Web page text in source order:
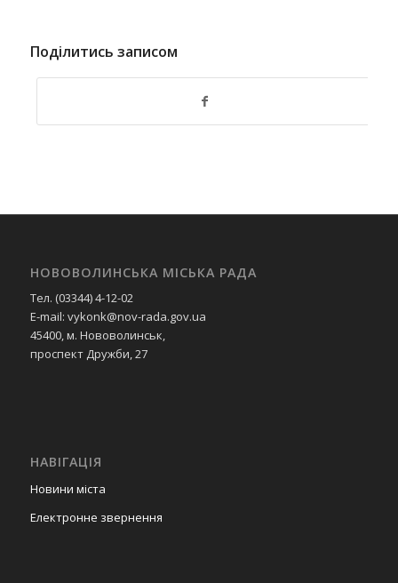
Поділитись записом
НОВОВОЛИНСЬКА МІСЬКА РАДА
Тел. (03344) 4-12-02
E-mail: vykonk@nov-rada.gov.ua
45400, м. Нововолинськ,
проспект Дружби, 27
НАВІГАЦІЯ
Новини міста
Електронне звернення